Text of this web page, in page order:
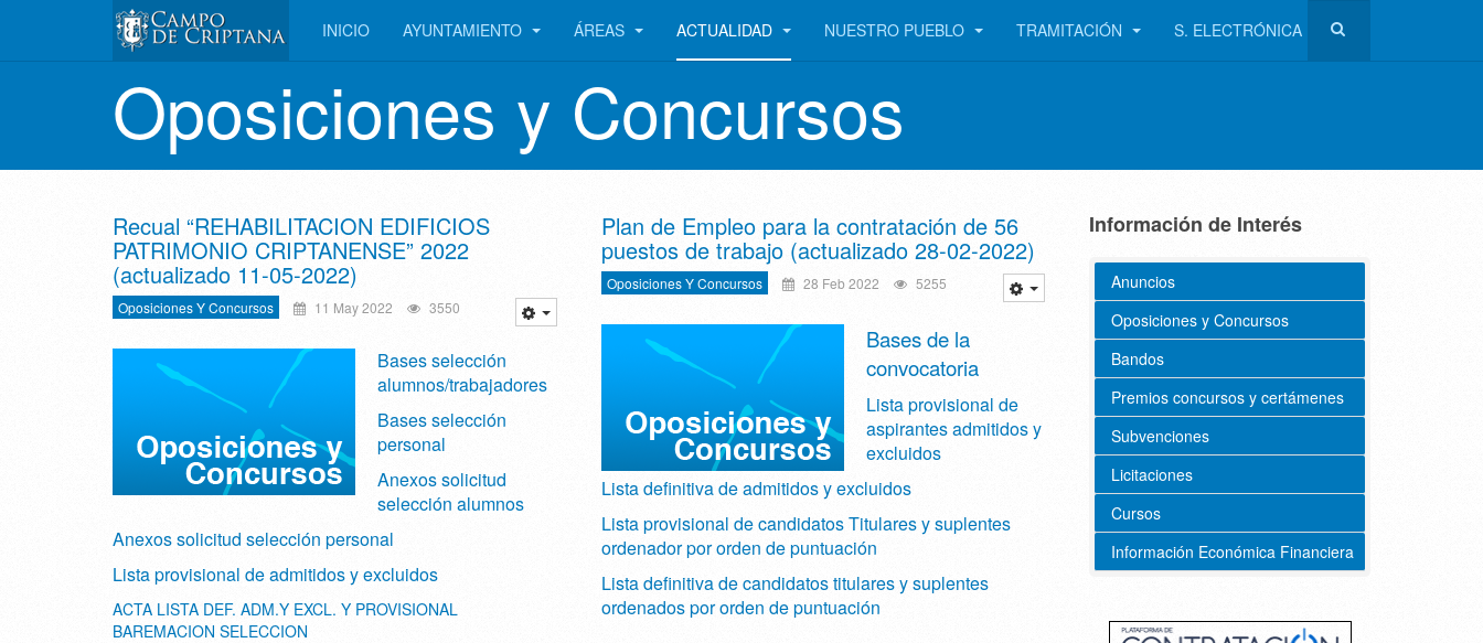
INICIO AYUNTAMIENTO ÁREAS ACTUALIDAD NUESTRO PUEBLO TRAMITACIÓN S. ELECTRÓNICA
Oposiciones y Concursos
Recual “REHABILITACION EDIFICIOS
PATRIMONIO CRIPTANENSE” 2022
(actualizado 11-05-2022)
Oposiciones Y Concursos 11 May 2022 3550
Bases selección
alumnos/trabajadores
Bases selección
personal
Anexos solicitud
selección alumnos
Anexos solicitud selección personal
Lista provisional de admitidos y excluidos
ACTA LISTA DEF. ADM.Y EXCL. Y PROVISIONAL
BAREMACION SELECCION
Plan de Empleo para la contratación de 56
puestos de trabajo (actualizado 28-02-2022)
Oposiciones Y Concursos 28 Feb 2022 5255
Bases de la
convocatoria
Lista provisional de
aspirantes admitidos y
excluidos
Lista definitiva de admitidos y excluidos
Lista provisional de candidatos Titulares y suplentes
ordenador por orden de puntuación
Lista definitiva de candidatos titulares y suplentes
ordenados por orden de puntuación
Información de Interés
Anuncios
Oposiciones y Concursos
Bandos
Premios concursos y certámenes
Subvenciones
Licitaciones
Cursos
Información Económica Financiera